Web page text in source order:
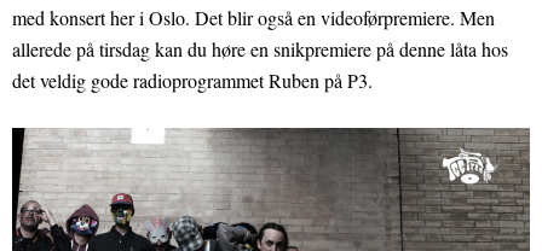
med konsert her i Oslo. Det blir også en videoførpremiere. Men
allerede på tirsdag kan du høre en snikpremiere på denne låta hos
det veldig gode radioprogrammet Ruben på P3.